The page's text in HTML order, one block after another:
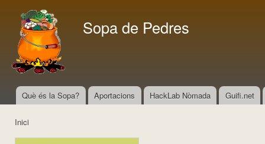
Sopa de Pedres
Menú principal
Què és la Sopa? Aportacions HackLab Nòmada Guifi.net
Inici